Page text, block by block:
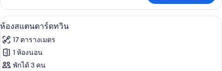
สี่
ท่าน
เกี่ยว
กับ
ห้อง
สำหรับ
สี่
ท่าน
เปิด
ภาพถ่าย
ทั้งหมด
ของ
ห้องสแตนดาร์ดทวิน | ตู้นิรภัยในห้องพั
5
ห้องสแตนดาร์ดทวิน
17 ตารางเมตร
1 ห้องนอน
พักได้ 3 คน